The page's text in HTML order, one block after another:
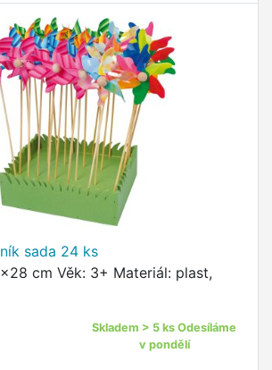
sada 24 ks
cm Věk: 3+ Materiál: plast,
Skladem > 5 ks Odesíláme
v pondělí